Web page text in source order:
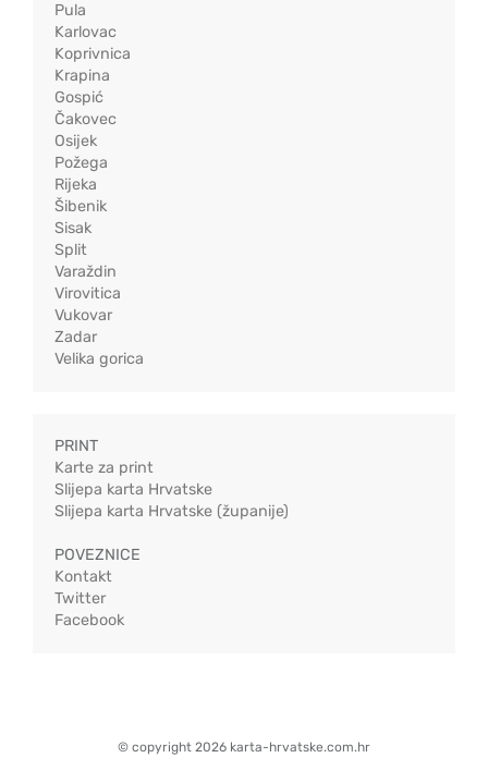
Pula
Karlovac
Koprivnica
Krapina
Gospić
Čakovec
Osijek
Požega
Rijeka
Šibenik
Sisak
Split
Varaždin
Virovitica
Vukovar
Zadar
Velika gorica
PRINT
Karte za print
Slijepa karta Hrvatske
Slijepa karta Hrvatske (županije)
POVEZNICE
Kontakt
Twitter
Facebook
© copyright 2026 karta-hrvatske.com.hr